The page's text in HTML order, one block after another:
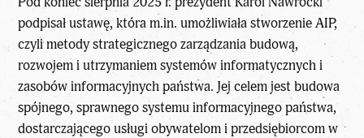
podpisał ustawę, która m.in. umożliwiała stworzenie AIP,
czyli metody strategicznego zarządzania budową,
rozwojem i utrzymaniem systemów informatycznych i
zasobów informacyjnych państwa. Jej celem jest budowa
spójnego, sprawnego systemu informacyjnego państwa,
dostarczającego usługi obywatelom i przedsiębiorcom w